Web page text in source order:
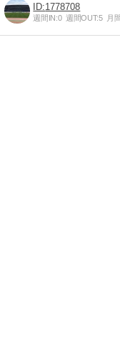
1778708
週間IN:0 週間OUT:5 月